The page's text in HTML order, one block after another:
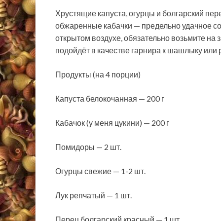
Хрустящие капуста, огурцы и болгарский
обжаренные кабачки — предельно удачное
открытом воздухе, обязательно возьмите на
подойдёт в качестве гарнира к шашлыку или
Продукты (на 4 порции)
Капуста белокочанная — 200 г
Кабачок (у меня цукини) — 200 г
Помидоры — 2 шт.
Огурцы свежие — 1-2 шт.
Лук репчатый — 1 шт.